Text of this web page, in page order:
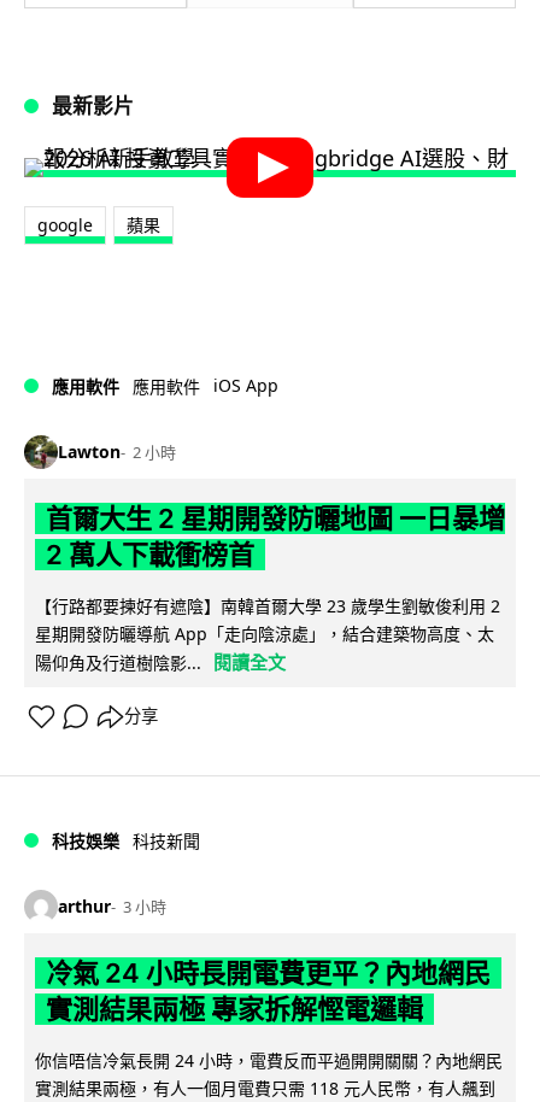
最新影片
google 蘋果
應用軟件 應用軟件 iOS App
Lawton 2 小時
首爾大生 2 星期開發防曬地圖 一日暴增
2 萬人下載衝榜首
【行路都要揀好有遮陰】南韓首爾大學 23 歲學生劉敏俊利用 2
星期開發防曬導航 App「走向陰涼處」，結合建築物高度、太
陽仰角及行道樹陰影...
閱讀全文
分享
科技娛樂 科技新聞
arthur 3 小時
冷氣 24 小時長開電費更平？內地網民
實測結果兩極 專家拆解慳電邏輯
你信唔信冷氣長開 24 小時，電費反而平過開開關關？內地網民
實測結果兩極，有人一個月電費只需 118 元人民幣，有人飆到